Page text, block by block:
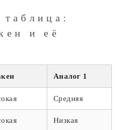
таблица:
и её
Аналог 1
Средняя
Низкая